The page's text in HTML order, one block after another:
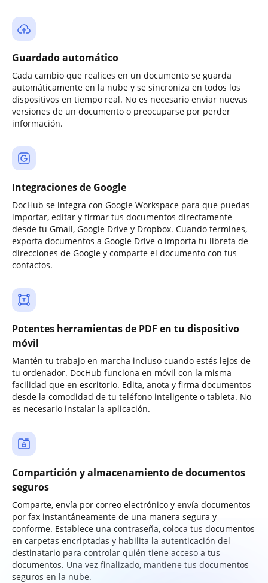
Guardado automático
Cada cambio que realices en un documento se guarda
automáticamente en la nube y se sincroniza en todos los
dispositivos en tiempo real. No es necesario enviar nuevas
versiones de un documento o preocuparse por perder
información.
Integraciones de Google
DocHub se integra con Google Workspace para que puedas
importar, editar y firmar tus documentos directamente
desde tu Gmail, Google Drive y Dropbox. Cuando termines,
exporta documentos a Google Drive o importa tu libreta de
direcciones de Google y comparte el documento con tus
contactos.
Potentes herramientas de PDF en tu dispositivo
móvil
Mantén tu trabajo en marcha incluso cuando estés lejos de
tu ordenador. DocHub funciona en móvil con la misma
facilidad que en escritorio. Edita, anota y firma documentos
desde la comodidad de tu teléfono inteligente o tableta. No
es necesario instalar la aplicación.
Compartición y almacenamiento de documentos
seguros
Comparte, envía por correo electrónico y envía documentos
por fax instantáneamente de una manera segura y
conforme. Establece una contraseña, coloca tus documentos
en carpetas encriptadas y habilita la autenticación del
destinatario para controlar quién tiene acceso a tus
documentos. Una vez finalizado, mantiene tus documentos
seguros en la nube.